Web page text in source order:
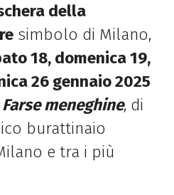
della
simbolo di Milano,
18, domenica 19,
26 gennaio 2025
Farse meneghine, di
burattinaio
e tra i più